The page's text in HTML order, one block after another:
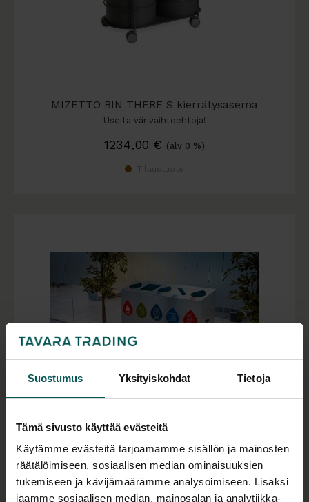
Suostumus Yksityiskohdat Tietoja
Tämä sivusto käyttää evästeitä
Käytämme evästeitä tarjoamamme sisällön ja mainosten
räätälöimiseen, sosiaalisen median ominaisuuksien
tukemiseen ja kävijämäärämme analysoimiseen. Lisäksi
jaamme sosiaalisen median, mainosalan ja analytiikka-
MIZETTO BIN THERE S kierrätysasema
Useita värivaihtoehtoja!
1234,00 € (alv 0 %)
Kokoon taitettava modulaarinen kierrätysasema
1098,00€(alv 0 %)